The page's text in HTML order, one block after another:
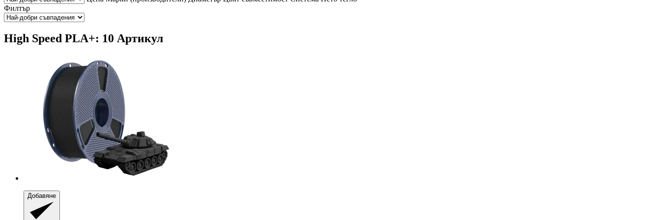
Филтър
High Speed PLA+: 10 Артикул
Добавяне